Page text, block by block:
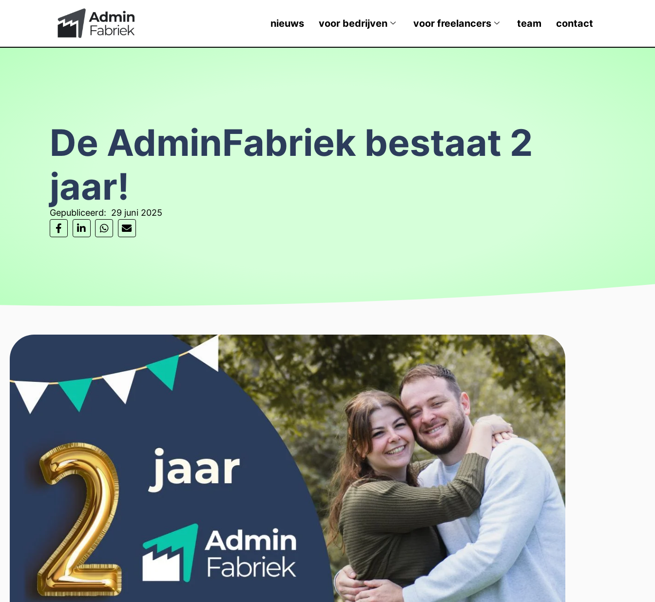
nieuws voor bedrijven voor freelancers team contact
De AdminFabriek bestaat 2
jaar!
Gepubliceerd: 29 juni 2025